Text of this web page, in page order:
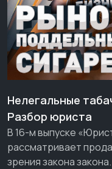
Нелегальные
Разбор юриста
В 16-м выпуске
рассматривает
зрения закона закона.